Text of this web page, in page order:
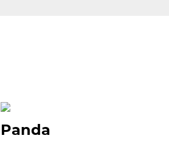
Panda